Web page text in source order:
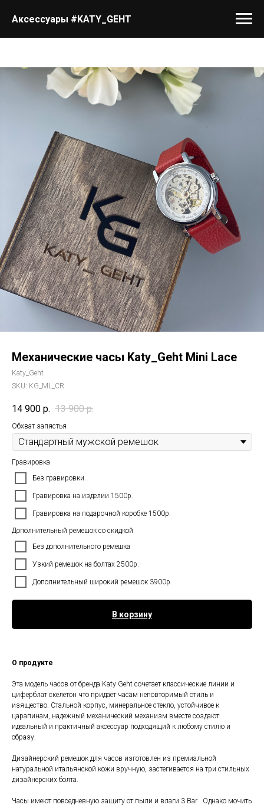
Аксессуары #KATY_GEHT
Механические часы Katy_Geht Mini Lace
Katy_Geht
SKU: KG_ML_CR
14 900 р. 13 900 р.
Обхват запястья
Гравировка
Без гравировки
Гравировка на изделии 1500р.
Гравировка на подарочной коробке 1500р.
Дополнительный ремешок со скидкой
Без дополнительного ремешка
Узкий ремешок на болтах 2500р.
Дополнительный широкий ремешок 3900р.
В корзину
О продукте
Эта модель часов от бренда Katy Geht сочетает классические линии и
циферблат скелетон что придает часам неповторимый стиль и
изящество. Стальной корпус, минеральное стекло, устойчивое к
царапинам, надежный механический механизм вместе создают
идеальный и практичный аксессуар подходящий к любому стилю и
образу.
Дизайнерский ремешок для часов изготовлен из премиальной
натуральной итальянской кожи вручную, застегивается на три стильных
дизайнерских болта.
Часы имеют повседневную защиту от пыли и влаги 3 Bar . Однако мочить